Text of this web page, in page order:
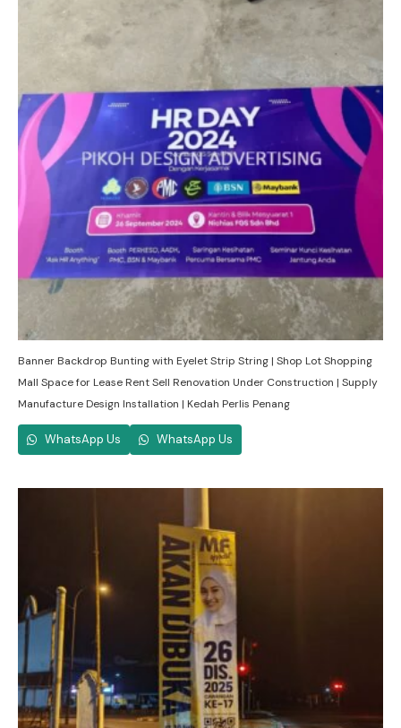
Banner Backdrop Bunting with Eyelet Strip String | Shop Lot Shopping
Mall Space for Lease Rent Sell Renovation Under Construction | Supply
Manufacture Design Installation | Kedah Perlis Penang
WhatsApp Us WhatsApp Us